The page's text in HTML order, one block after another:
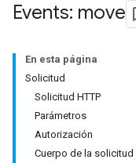
Events: move
En esta página
Solicitud
Solicitud HTTP
Parámetros
Autorización
Cuerpo de la solicitud